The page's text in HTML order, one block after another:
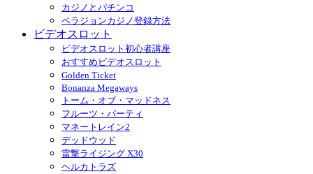
カジノとパチンコ
ベラジョンカジノ登録方法
ビデオスロット
ビデオスロット初心者講座
おすすめビデオスロット
Golden Ticket
Bonanza Megaways
トーム・オブ・マッドネス
フルーツ・パーティ
マネートレイン2
デッドウッド
雷撃ライジング X30
ヘルカトラズ